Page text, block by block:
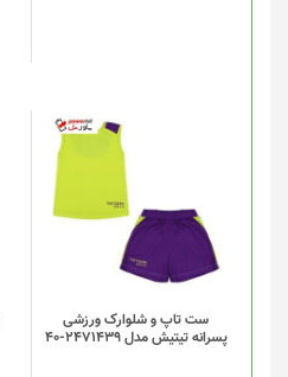
ست تاپ و شلوارک ورزشی
پسرانه تیتیش مدل 2471439-40